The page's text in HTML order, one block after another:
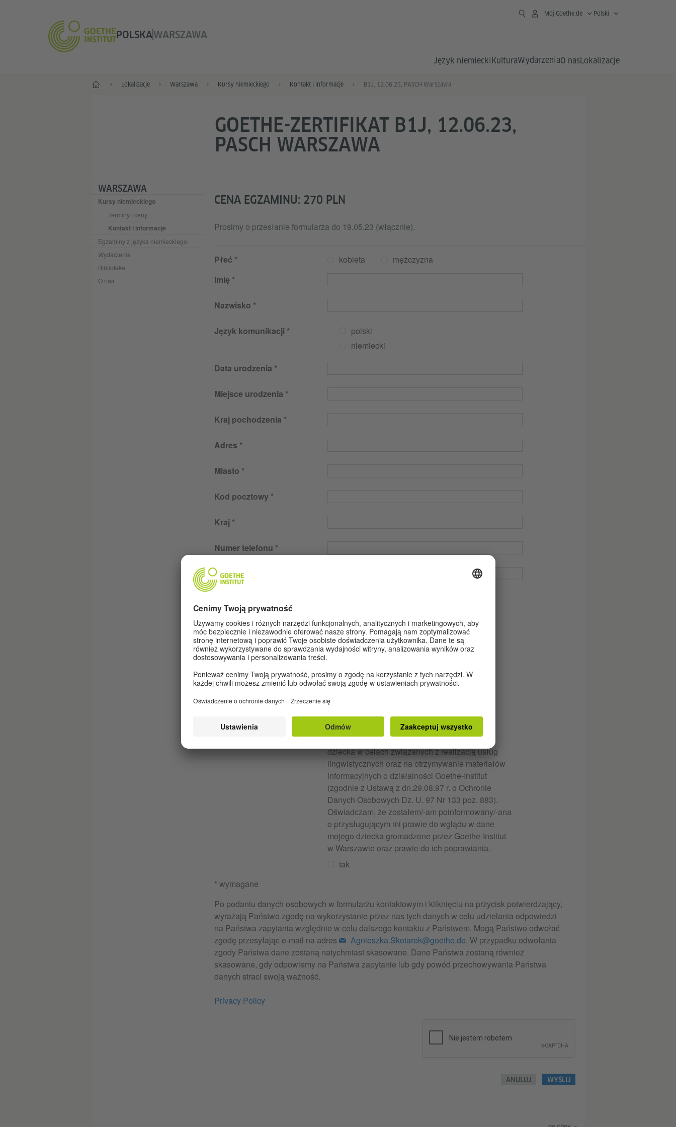
POLSKAWARSZAWA
Mój Goethe.de Polski
Język niemieckiKulturaWydarzeniaO nasLokalizacje
Start Lokalizacje Warszawa Kursy niemieckiego Kontakt i informacje B1J, 12.06.23, PASCH Warszawa
WARSZAWA
Kursy niemieckiego
Terminy i ceny
Kontakt i informacje
Egzaminy z języka niemieckiego
Wydarzenia
Biblioteka
O nas
GOETHE-ZERTIFIKAT B1J, 12.06.23,
PASCH WARSZAWA
CENA EGZAMINU: 270 PLN
Prosimy o przesłanie formularza do 19.05.23 (włącznie).
Płeć kobieta
mężczyzna
Imię
Nazwisko
Język komunikacji
polski
niemiecki
Data urodzenia
Miejsce urodzenia
Kraj pochodzenia
Adres
Miasto
Kod pocztowy
Kraj
Numer telefonu
E-Mail
Regulamin egzaminu znajduje się nastronie internetowej.
Niniejszym potwierdzam,
że zapoznałem się i
akceptuję regulamin
egzaminu oraz regulacje
przeprowadzeniem.
tak
Ochrona danych
Wyrażam zgodę na przetwarzanie i
przechowywanie danych osobowych mojego
dziecka w celach związanych z realizacją usług
lingwistycznych oraz na otrzymywanie materiałów
informacyjnych o działalności Goethe-Institut
(zgodnie z Ustawą z dn.29.08.97 r. o Ochronie
Danych Osobowych Dz. U. 97 Nr 133 poz. 883).
Oświadczam, że zostałem/-am poinformowany/-ana
o przysługującym mi prawie do wglądu w dane
mojego dziecka gromadzone przez Goethe-Institut
w Warszawie oraz prawie do ich poprawiania.
tak
* wymagane
Po podaniu danych osobowych w formularzu kontaktowym i kliknięciu na przycisk potwierdzający,
wyrażają Państwo zgodę na wykorzystanie przez nas tych danych w celu udzielania odpowiedzi
na Państwa zapytania względnie w celu dalszego kontaktu z Państwem. Mogą Państwo odwołać
zgodę przesyłając e-mail na adres
Agnieszka.Skotarek@goethe.de. W przypadku odwołania
zgody Państwa dane zostaną natychmiast skasowane. Dane Państwa zostaną również
skasowane, gdy odpowiemy na Państwa zapytanie lub gdy powód przechowywania Państwa
danych straci swoją ważność.
Privacy Policy
ANULUJ WYŚLIJ